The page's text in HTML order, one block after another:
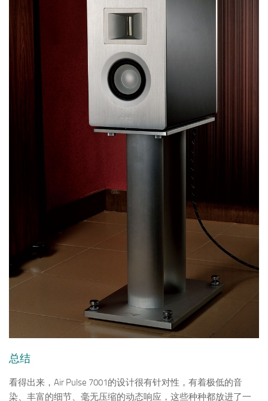
总结
看得出来，Air Pulse 7001的设计很有针对性，有着极低的音
染、丰富的细节、毫无压缩的动态响应，这些种种都放进了一